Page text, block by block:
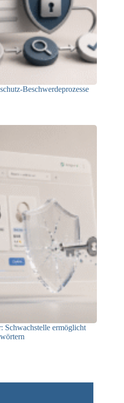
Beschwerdeprozesse
Schwachstelle ermöglicht